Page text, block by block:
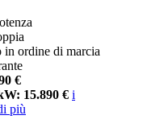
in ordine di marcia
€
15.890 € i
più